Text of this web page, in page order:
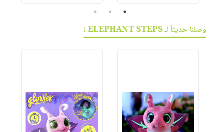
1
2
3
وصلنا حديثاً لـ ELEPHANT STEPS :